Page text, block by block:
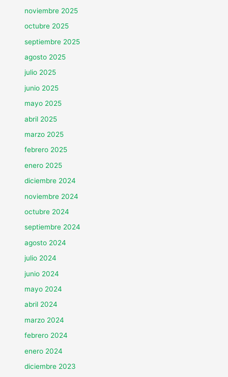
noviembre 2025
octubre 2025
septiembre 2025
agosto 2025
julio 2025
junio 2025
mayo 2025
abril 2025
marzo 2025
febrero 2025
enero 2025
diciembre 2024
noviembre 2024
octubre 2024
septiembre 2024
agosto 2024
julio 2024
junio 2024
mayo 2024
abril 2024
marzo 2024
febrero 2024
enero 2024
diciembre 2023